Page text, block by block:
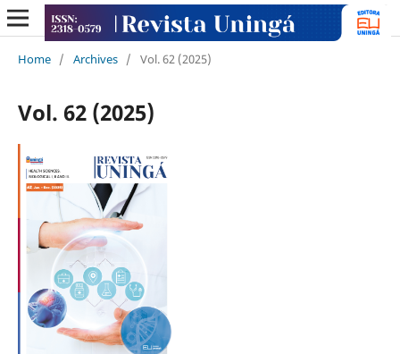
Home / Archives / Vol. 62 (2025)
Vol. 62 (2025)